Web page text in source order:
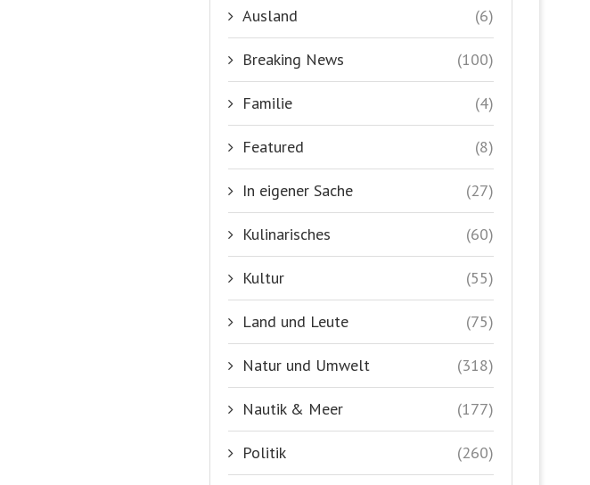
Ausland (6)
Breaking News (100)
Familie (4)
Featured (8)
In eigener Sache (27)
Kulinarisches (60)
Kultur (55)
Land und Leute (75)
Natur und Umwelt (318)
Nautik & Meer (177)
Politik (260)